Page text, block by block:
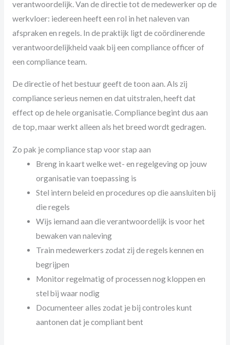
verantwoordelijk. Van de directie tot de medewerker op de
werkvloer: iedereen heeft een rol in het naleven van
afspraken en regels. In de praktijk ligt de coördinerende
verantwoordelijkheid vaak bij een compliance officer of
een compliance team.
De directie of het bestuur geeft de toon aan. Als zij
compliance serieus nemen en dat uitstralen, heeft dat
effect op de hele organisatie. Compliance begint dus aan
de top, maar werkt alleen als het breed wordt gedragen.
Zo pak je compliance stap voor stap aan
Breng in kaart welke wet- en regelgeving op jouw
organisatie van toepassing is
Stel intern beleid en procedures op die aansluiten bij
die regels
Wijs iemand aan die verantwoordelijk is voor het
bewaken van naleving
Train medewerkers zodat zij de regels kennen en
begrijpen
Monitor regelmatig of processen nog kloppen en
stel bij waar nodig
Documenteer alles zodat je bij controles kunt
aantonen dat je compliant bent